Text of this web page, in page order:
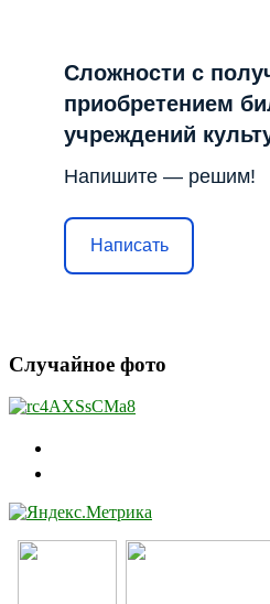
Сложности с
приобретением
учреждений
Напишите — решим!
Написать
Случайное фото